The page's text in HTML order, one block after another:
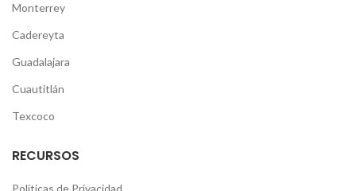
Monterrey
Cadereyta
Guadalajara
Cuautitlán
Texcoco
RECURSOS
Políticas de Privacidad